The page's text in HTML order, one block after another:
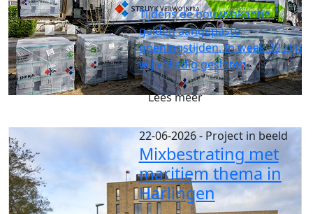
Tijdens de bouwvakantie
gelden aangepaste
openingstijden. In week 32 zijn
wij volledig gesloten.
Lees meer
22-06-2026- Project in beeld
Mixbestrating met
maritiem thema in
Harlingen